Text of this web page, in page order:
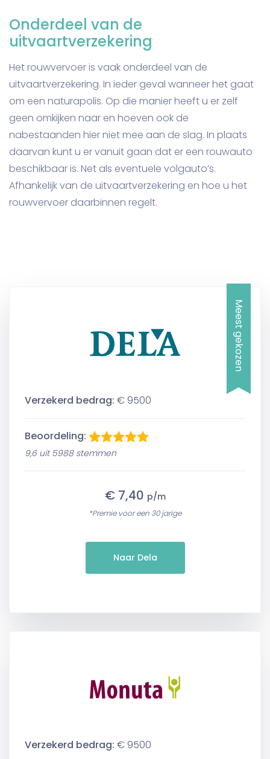
Onderdeel van de
uitvaartverzekering
Het rouwvervoer is vaak onderdeel van de
uitvaartverzekering. In ieder geval wanneer het gaat
om een naturapolis. Op die manier heeft u er zelf
geen omkijken naar en hoeven ook de
nabestaanden hier niet mee aan de slag. In plaats
daarvan kunt u er vanuit gaan dat er een rouwauto
beschikbaar is. Net als eventuele volgauto’s.
Afhankelijk van de uitvaartverzekering en hoe u het
rouwvervoer daarbinnen regelt.
Meest gekozen
Verzekerd bedrag: € 9500
Beoordeling:
9,6 uit 5988 stemmen
€ 7,40 p/m
*Premie voor een 30 jarige
Naar Dela
Verzekerd bedrag: € 9500